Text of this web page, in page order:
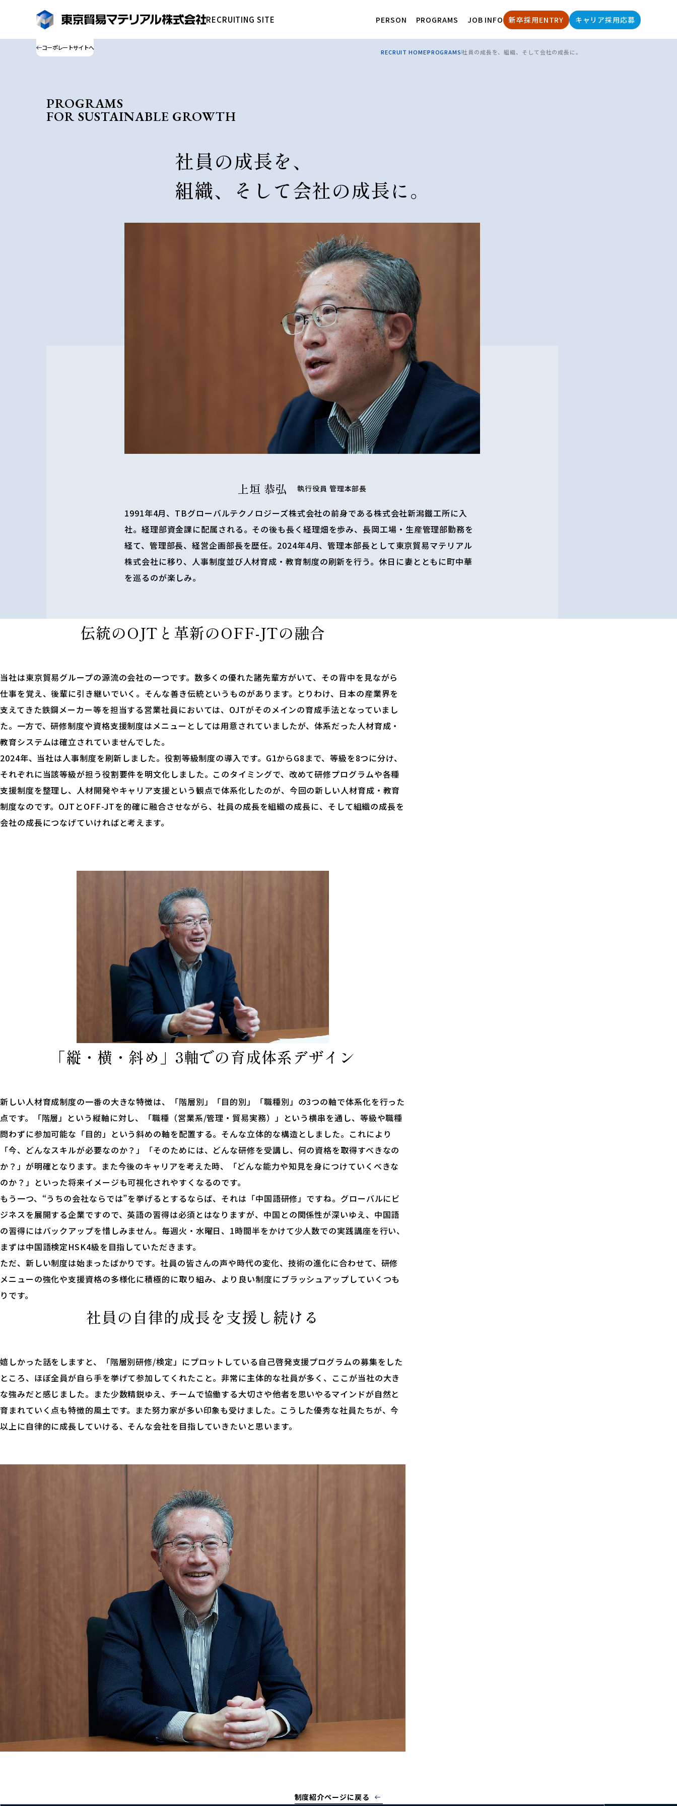
RECRUITING SITE PERSON PROGRAMS JOB INFO 新卒採用ENTRY キャリア採用応募
コーポレートサイトへ
RECRUIT HOMEPROGRAMS社員の成長を、組織、そして会社の成長に。
PROGRAMS
FOR SUSTAINABLE GROWTH
社員の成長を、
組織、そして会社の成長に。
上垣 恭弘 執行役員 管理本部長
1991年4月、TBグローバルテクノロジーズ株式会社の前身である株式会社新潟鐵工所に入
社。経理部資金課に配属される。その後も長く経理畑を歩み、長岡工場・生産管理部勤務を
経て、管理部長、経営企画部長を歴任。2024年4月、管理本部長として東京貿易マテリアル
株式会社に移り、人事制度並び人材育成・教育制度の刷新を行う。休日に妻とともに町中華
を巡るのが楽しみ。
伝統のOJTと 革新のOFF-JTの融合
当社は東京貿易グループの源流の会社の一つです。数多くの優れた諸先輩方がいて、その背中を見ながら
仕事を覚え、後輩に引き継いでいく。そんな善き伝統というものがあります。とりわけ、日本の産業界を
支えてきた鉄鋼メーカー等を担当する営業社員においては、OJTがそのメインの育成手法となっていまし
た。一方で、研修制度や資格支援制度はメニューとしては用意されていましたが、体系だった人材育成・
教育システムは確立されていませんでした。
2024年、当社は人事制度を刷新しました。役割等級制度の導入です。G1からG8まで、等級を8つに分け、
それぞれに当該等級が担う役割要件を明文化しました。このタイミングで、改めて研修プログラムや各種
支援制度を整理し、人材開発やキャリア支援という観点で体系化したのが、今回の新しい人材育成・教育
制度なのです。OJTとOFF-JTを的確に融合させながら、社員の成長を組織の成長に、そして組織の成長を
会社の成長につなげていければと考えます。
「縦・横・斜め」3軸での育成体系デザイン
新しい人材育成制度の一番の大きな特徴は、「階層別」「目的別」「職種別」の3つの軸で体系化を行った
点です。「階層」という縦軸に対し、「職種（営業系/管理・貿易実務）」という横串を通し、等級や職種
問わずに参加可能な「目的」という斜めの軸を配置する。そんな立体的な構造としました。これにより
「今、どんなスキルが必要なのか？」「そのためには、どんな研修を受講し、何の資格を取得すべきなの
か？」が明確となります。また今後のキャリアを考えた時、「どんな能力や知見を身につけていくべきな
のか？」といった将来イメージも可視化されやすくなるのです。
もう一つ、“うちの会社ならでは”を挙げるとするならば、それは「中国語研修」ですね。グローバルにビ
ジネスを展開する企業ですので、英語の習得は必須とはなりますが、中国との関係性が深いゆえ、中国語
の習得にはバックアップを惜しみません。毎週火・水曜日、1時間半をかけて少人数での実践講座を行い、
まずは中国語検定HSK4級を目指していただきます。
ただ、新しい制度は始まったばかりです。社員の皆さんの声や時代の変化、技術の進化に合わせて、研修
メニューの強化や支援資格の多様化に積極的に取り組み、より良い制度にブラッシュアップしていくつも
りです。
社員の自律的成長を支援し続ける
嬉しかった話をしますと、「階層別研修/検定」にプロットしている自己啓発支援プログラムの募集をした
ところ、ほぼ全員が自ら手を挙げて参加してくれたこと。非常に主体的な社員が多く、ここが当社の大き
な強みだと感じました。また少数精鋭ゆえ、チームで協働する大切さや他者を思いやるマインドが自然と
育まれていく点も特徴的風土です。また努力家が多い印象も受けました。こうした優秀な社員たちが、今
以上に自律的に成長していける、そんな会社を目指していきたいと思います。
制度紹介ページに戻る